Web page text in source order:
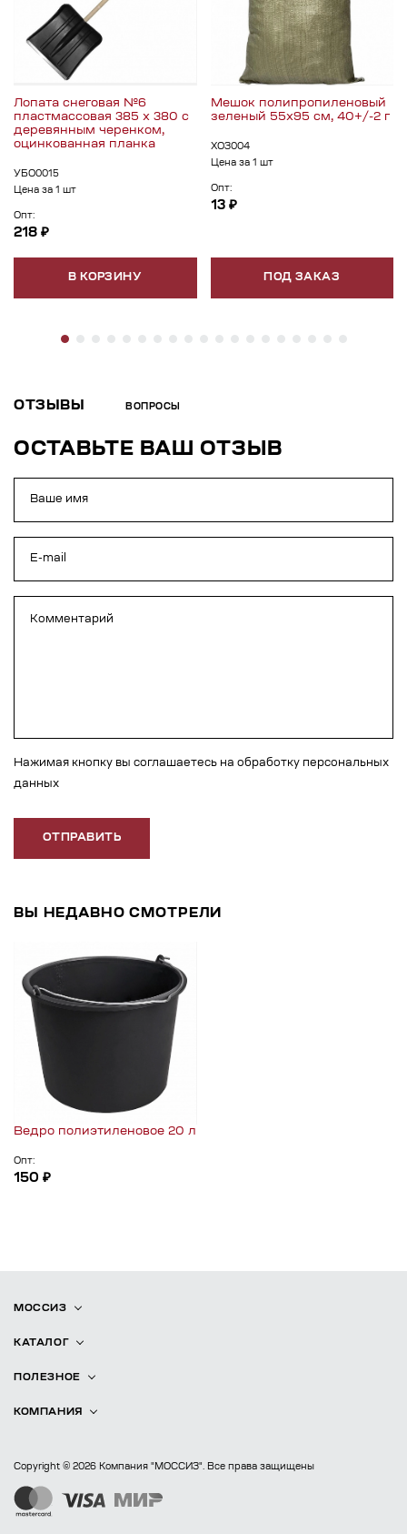
Лопата снеговая №6
пластмассовая 385 х 380 с
деревянным черенком,
оцинкованная планка
УБО0015
Цена за 1 шт
Опт:
218 ₽
В КОРЗИНУ
Мешок полипропиленовый
зеленый 55х95 см, 40+/-2 г
ХОЗ004
Цена за 1 шт
Опт:
13 ₽
ПОД ЗАКАЗ
ОТЗЫВЫ ВОПРОСЫ
ОСТАВЬТЕ ВАШ ОТЗЫВ
Нажимая кнопку вы соглашаетесь на обработку персональных
данных
ОТПРАВИТЬ
ВЫ НЕДАВНО СМОТРЕЛИ
Ведро полиэтиленовое 20 л
Опт:
150 ₽
МОССИЗ
КАТАЛОГ
ПОЛЕЗНОЕ
КОМПАНИЯ
Copyright © 2026 Компания "МОССИЗ". Все права защищены